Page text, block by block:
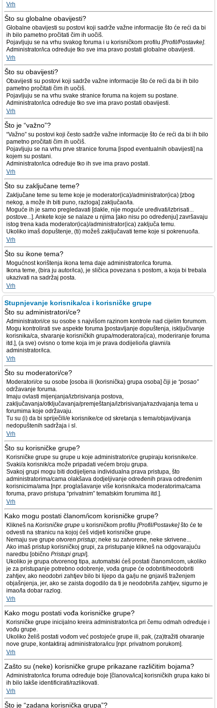
Vrh
Što su globalne obavijesti?
Globalne obavijesti su postovi koji sadrže važne informacije što će reći da bi
ih bilo pametno pročitati čim ih uočiš.
Pojavljuju se na vrhu svakog foruma i u korisničkom profilu [Profil/Postavke].
Administrator/ica određuje tko sve ima pravo postati globalne obavijesti.
Vrh
Što su obavijesti?
Obavijesti su postovi koji sadrže važne informacije što će reći da bi ih bilo
pametno pročitati čim ih uočiš.
Pojavljuju se na vrhu svake stranice foruma na kojem su postane.
Administrator/ica određuje tko sve ima pravo postati obavijesti.
Vrh
Što je “važno”?
“Važno” su postovi koji često sadrže važne informacije što će reći da bi ih bilo
pametno pročitati čim ih uočiš.
Pojavljuju se na vrhu prve stranice foruma [ispod eventualnih obavijesti] na
kojem su postani.
Administrator/ica određuje tko ih sve ima pravo postati.
Vrh
Što su zaključane teme?
Zaključane teme su teme koje je moderator(ica)/administrator(ica) [zbog
nekog, a može ih biti puno, razloga] zaključao/la.
Moguće ih je samo pregledavati [dakle, nije moguće uređivati/izbrisati...
postove...]. Ankete koje se nalaze u njima [ako nisu po određenju] završavaju
istog trena kada moderator(ica)/administrator(ica) zaključa temu.
Ukoliko imaš dopuštenje, (ti) možeš zaključavati teme koje si pokrenuo/la.
Vrh
Što su ikone tema?
Mogućnost korištenja ikona tema daje administrator/ica foruma.
Ikona teme, (bira ju autor/ica), je sličica povezana s postom, a koja bi trebala
ukazivati na sadržaj posta.
Vrh
Stupnjevanje korisnika/ca i korisničke grupe
Što su administratori/ce?
Administratori/ce su osobe s najvišom razinom kontrole nad cijelim forumom.
Mogu kontrolirati sve aspekte foruma [postavljanje dopuštenja, isključivanje
korisnika/ca, stvaranje korisničkih grupa/moderatora(ica), moderiranje foruma
itd.], (a sve) ovisno o tome koja im je prava dodijelio/la glavni/a
administrator/ica.
Vrh
Što su moderatori/ce?
Moderatori/ce su osobe [osoba ili (korisnička) grupa osoba] čiji je “posao”
održavanje foruma.
Imaju ovlasti mijenjanja/izbrisivanja postova,
zaključavanja/otključavanja/premještanja/izbrisivanja/razdvajanja tema u
forumima koje održavaju.
Tu su (i) da bi spriječili/e korisnike/ce od skretanja s tema/objavljivanja
nedopuštenih sadržaja i sl.
Vrh
Što su korisničke grupe?
Korisničke grupe su grupe u koje administratori/ce grupiraju korisnike/ce.
Svaki/a korisnik/ca može pripadati većem broju grupa.
Svakoj grupi mogu biti dodijeljena individualna prava pristupa, što
administratorima/cama olakšava dodjeljivanje određenih prava određenim
korisnicima/ama [npr. proglašavanje više korisnika/ca moderatorima/cama
foruma, pravo pristupa “privatnim” tematskim forumima itd.].
Vrh
Kako mogu postati članom/icom korisničke grupe?
Klikneš na Korisničke grupe u korisničkom profilu [Profil/Postavke]što će te
odvesti na stranicu na kojoj ćeš vidjeti korisničke grupe.
Nemaju sve grupe otvoren pristup; neke su zatvorene, neke skrivene...
Ako imaš pristup korisničkoj grupi, za pristupanje klikneš na odgovarajuću
naredbu [obično Pristupi grupi].
Ukoliko je grupa otvorenog tipa, automatski ćeš postati članom/icom, ukoliko
je za pristupanje potrebno odobrenje, vođa grupe će odobriti/neodobriti
zahtjev, ako neodobri zahtjev bilo bi lijepo da ga/ju ne gnjaviš traženjem
objašnjenja, jer, ako se zaista dogodilo da ti je neodobri/la zahtjev, sigurno je
imao/la dobar razlog.
Vrh
Kako mogu postati vođa korisničke grupe?
Korisničke grupe inicijalno kreira administrator/ica pri čemu odmah određuje i
vođu grupe.
Ukoliko želiš postati vođom već postojeće grupe ili, pak, (za)tražiti otvaranje
nove grupe, kontaktiraj administratora/icu [npr. privatnom porukom].
Vrh
Zašto su (neke) korisničke grupe prikazane različitim bojama?
Administrator/ica foruma određuje boje [članova/ica] korisničkih grupa kako bi
ih bilo lakše identificirati/razlikovati.
Vrh
Što je “zadana korisnička grupa”?